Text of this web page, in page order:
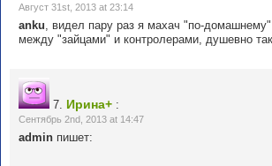
Август 31st, 2013 at 23:14
anku, видел пару раз я махач "по-
между "зайцами" и контролерами, душевно
7. Ирина+ :
Сентябрь 2nd, 2013 at 14:47
admin пишет: